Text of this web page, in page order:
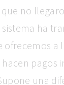
no
ha
ofrecemos a
pagos
una